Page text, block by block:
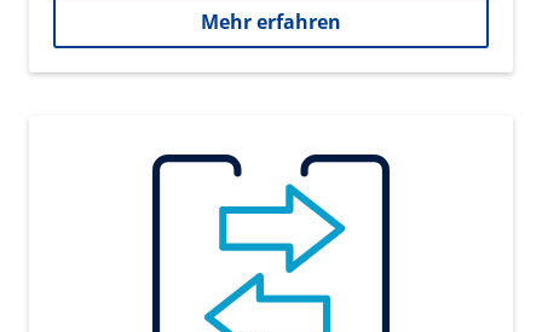
Mehr erfahren